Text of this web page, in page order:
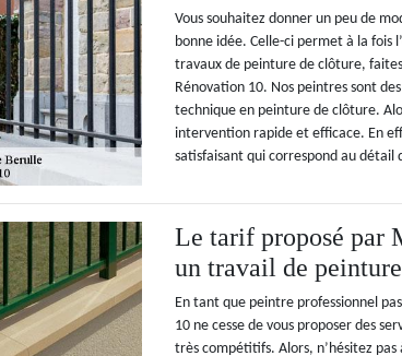
Vous souhaitez donner un peu de
bonne idée. Celle-ci permet à la fois
travaux de peinture de clôture,
Rénovation 10. Nos peintres sont
technique en peinture de clôture.
intervention rapide et efficace. En
satisfaisant qui correspond au détail
Le tarif proposé par
un travail de
En tant que peintre professionnel
10 ne cesse de vous proposer des
très compétitifs. Alors, n’hésitez